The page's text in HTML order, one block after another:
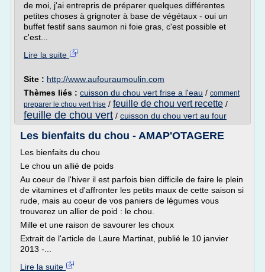
de moi, j'ai entrepris de préparer quelques différentes
petites choses à grignoter à base de végétaux - oui un
buffet festif sans saumon ni foie gras, c'est possible et
c'est...
Lire la suite
Site : http://www.aufouraumoulin.com
Thèmes liés : cuisson du chou vert frise a l'eau / comment
preparer le chou vert frise / feuille de chou vert recette /
feuille de chou vert / cuisson du chou vert au four
Les bienfaits du chou - AMAP'OTAGERE
Les bienfaits du chou
Le chou un allié de poids
Au coeur de l'hiver il est parfois bien difficile de faire le plein
de vitamines et d'affronter les petits maux de cette saison si
rude, mais au coeur de vos paniers de légumes vous
trouverez un allier de poid : le chou.
Mille et une raison de savourer les choux
Extrait de l'article de Laure Martinat, publié le 10 janvier
2013 -...
Lire la suite